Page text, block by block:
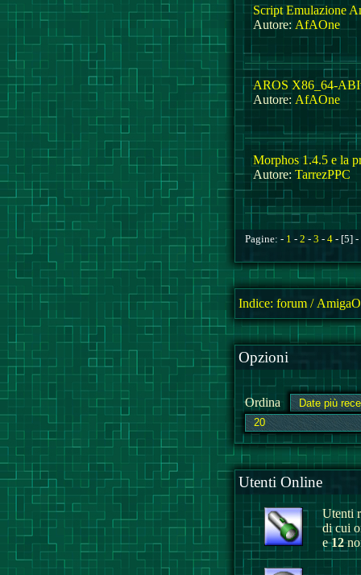
Script Emulazione
Autore: AfAOne
AROS X86_64-
Autore: AfAOne
Morphos 1.4.5 e la
Autore: TarrezPPC
Pagine: - 1 - 2 - 3 - 4 - [5] -
Indice: forum /
Opzioni
Ordina
Utenti Online
Utenti
di cui
e12